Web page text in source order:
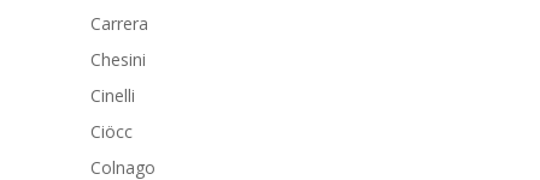
Carrera
Chesini
Cinelli
Ciöcc
Colnago